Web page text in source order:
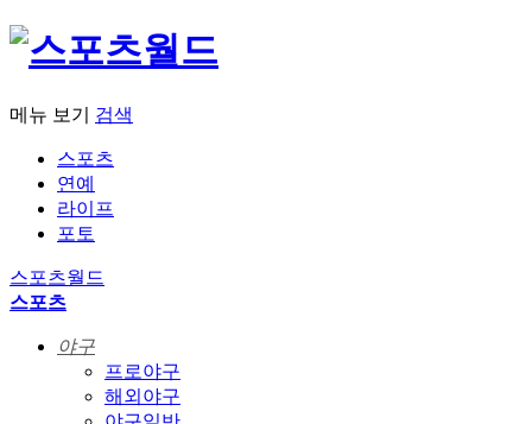
메뉴 보기 검색
스포츠
연예
라이프
포토
스포츠월드
스포츠
야구
프로야구
해외야구